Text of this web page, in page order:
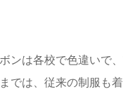
ンは各校で色違いで
では、従来の制服も着